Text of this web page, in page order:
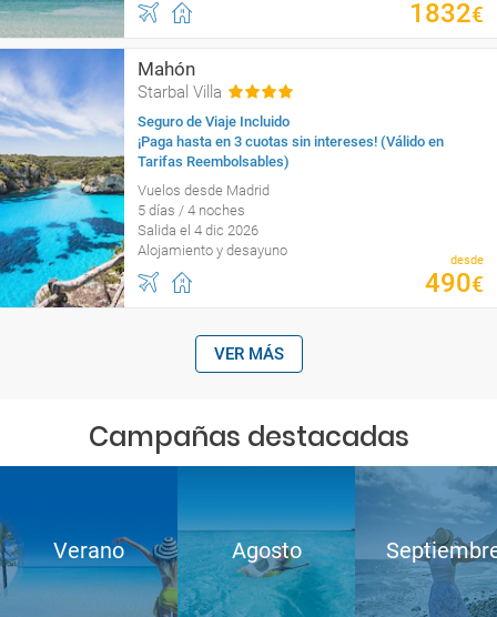
1832€
Mahón
Starbal Villa
Seguro de Viaje Incluido
¡Paga hasta en 3 cuotas sin intereses! (Válido en
Tarifas Reembolsables)
Vuelos desde Madrid
5 días / 4 noches
Salida el 4 dic 2026
Alojamiento y desayuno
desde
490€
VER MÁS
Campañas destacadas
Verano Agosto